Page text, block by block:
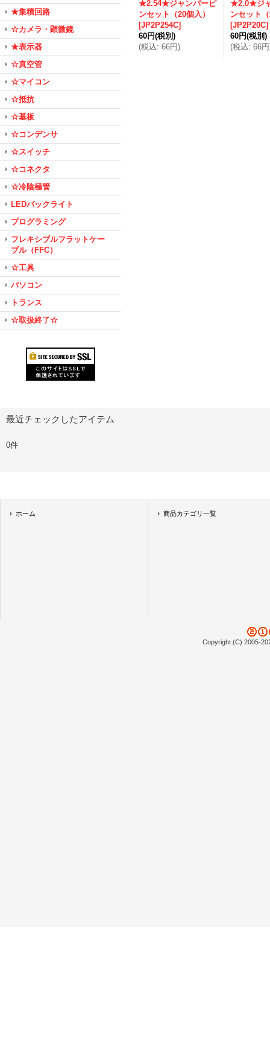
★集積回路
☆カメラ・顕微鏡
★表示器
☆真空管
☆マイコン
☆抵抗
☆基板
☆コンデンサ
☆スイッチ
☆コネクタ
☆冷陰極管
LEDバックライト
プログラミング
フレキシブルフラットケー
ブル（FFC）
☆工具
パソコン
トランス
☆取扱終了☆
★2.54★ジャンパーピ
ンセット（20個入）
[JP2P254C]
60円(税別)
(税込: 66円)
★2.0★ジ
ンセット
[JP2P20C]
60円(税別)
(税込: 66円
最近チェックしたアイテム
0件
ホーム 商品カテゴリ一覧
Copyright (C) 2005-